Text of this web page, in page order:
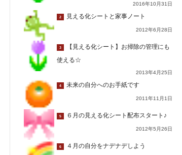
2016年10月31日
2 見える化シートと家事ノート
2012年6月28日
3
【見える化シート】お掃除の管理にも
使える☆
2013年4月25日
4 未来の自分へのお手紙です
2011年11月1日
5 ６月の見える化シート配布スタート♪
2012年5月26日
6 ４月の自分をナデナデしよう